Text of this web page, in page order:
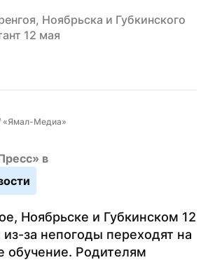
Ноябрьска и Губкинского
12 мая
«Ямал-Медиа»
в
Ноябрьске и Губкинском 12
за непогоды переходят на
обучение. Родителям